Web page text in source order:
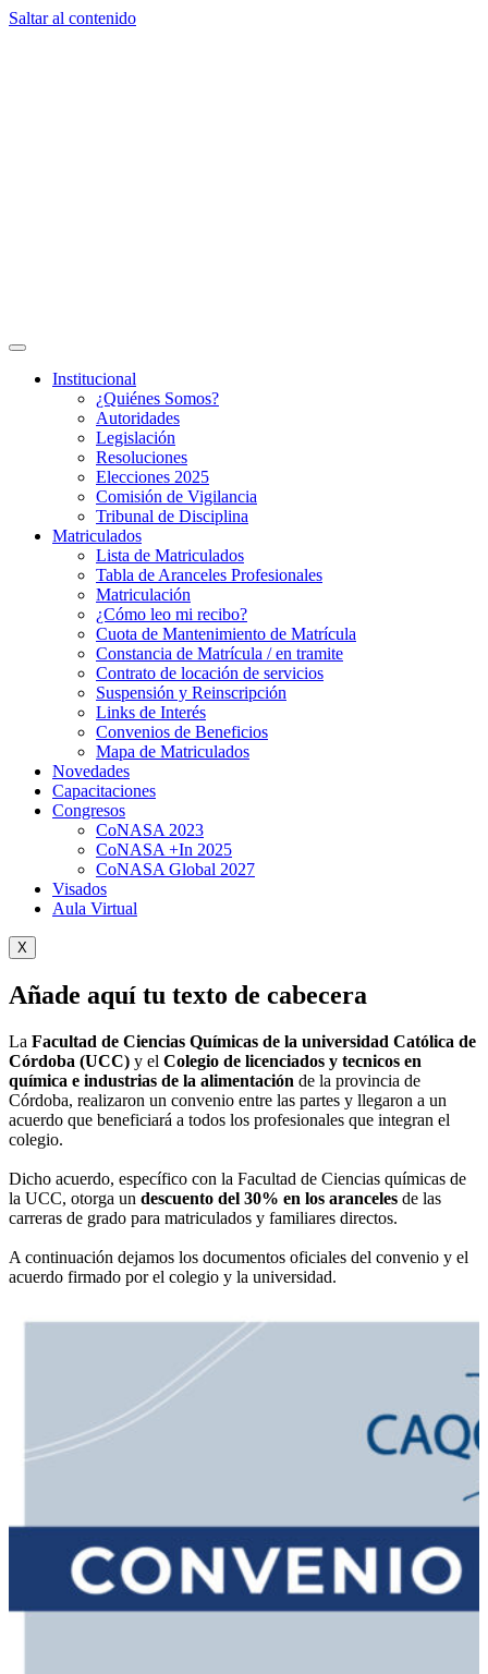
Saltar al contenido
Institucional
¿Quiénes Somos?
Autoridades
Legislación
Resoluciones
Elecciones 2025
Comisión de Vigilancia
Tribunal de Disciplina
Matriculados
Lista de Matriculados
Tabla de Aranceles Profesionales
Matriculación
¿Cómo leo mi recibo?
Cuota de Mantenimiento de Matrícula
Constancia de Matrícula / en tramite
Contrato de locación de servicios
Suspensión y Reinscripción
Links de Interés
Convenios de Beneficios
Mapa de Matriculados
Novedades
Capacitaciones
Congresos
CoNASA 2023
CoNASA +In 2025
CoNASA Global 2027
Visados
Aula Virtual
X
Añade aquí tu texto de cabecera
La Facultad de Ciencias Químicas de la universidad Católica de
Córdoba (UCC) y el Colegio de licenciados y tecnicos en
química e industrias de la alimentación de la provincia de
Córdoba, realizaron un convenio entre las partes y llegaron a un
acuerdo que beneficiará a todos los profesionales que integran el
colegio.
Dicho acuerdo, específico con la Facultad de Ciencias químicas de
la UCC, otorga un descuento del 30% en los aranceles de las
carreras de grado para matriculados y familiares directos.
A continuación dejamos los documentos oficiales del convenio y el
acuerdo firmado por el colegio y la universidad.